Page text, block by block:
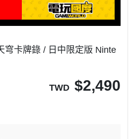
穹卡牌錄 / 日中限定版 Ninte
TWD $2,490